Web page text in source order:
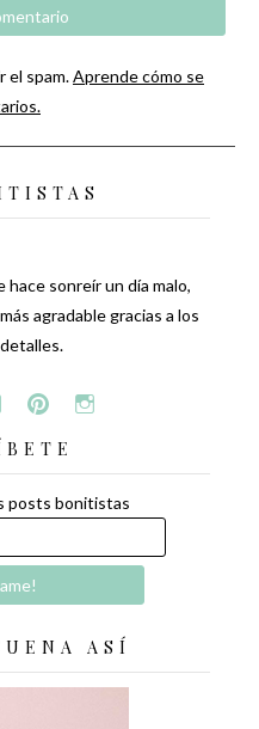
el spam.Aprende cómo se
sonreír un día malo,
agradable gracias a los
posts bonitistas
ASÍ